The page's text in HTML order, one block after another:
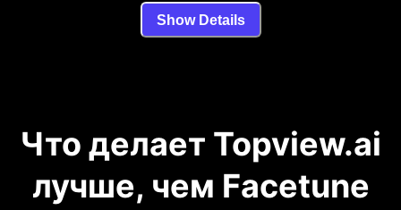
Show Details
Что делает Topview.ai
лучше, чем Facetune